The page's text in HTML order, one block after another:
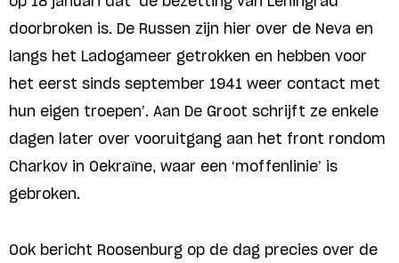
doorbroken is. De Russen zijn hier over de Neva en
langs het Ladogameer getrokken en hebben voor
het eerst sinds september 1941 weer contact met
hun eigen troepen’. Aan De Groot schrijft ze enkele
dagen later over vooruitgang aan het front rondom
Charkov in Oekraïne, waar een ‘moffenlinie’ is
gebroken.
Ook bericht Roosenburg op de dag precies over de